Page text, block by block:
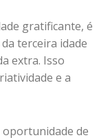
gratificante, é
terceira idade
extra. Isso
e a
de